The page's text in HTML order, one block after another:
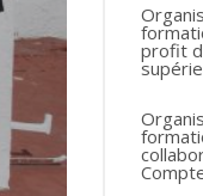
profit